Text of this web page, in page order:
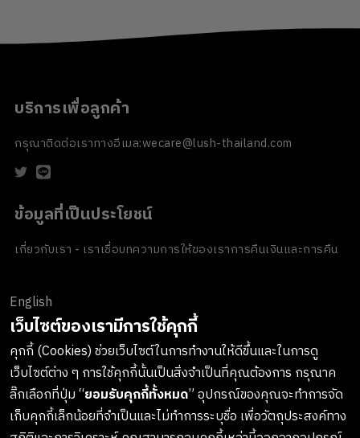
บริการเพื่อลูกค้า
กรุณาติดต่อเราทางอีเมล:wecare@lush-thailand.com
ข้อมูลที่เป็นประโยชน์
เกี่ยวกับเรา - เราเชื่อบทความการให้ของเราการคืนเงินและการคืน
ช่องทางการชำระเงิน
ลงทะเบียนรับข่าวสารจาก LUSH
เกาะติดทุกการอัพเดทสินค้าใหม่ๆ กิจกรรมต่างๆและอื่นๆอีกมากมาย
English
เว็บไซต์ของเรามีการใช้คุกกี้
คุกกี้ (Cookies) ช่วยเว็บไซต์ในการทำงานให้ดีขึ้นและในการดู
เว็บไซต์ต่าง ๆ การใช้คุกกี้นั้นเป็นสิ่งจำเป็นที่คุณต้องการ กรุณาค
ลิ๊กเลือกที่ปุ่ม “ยอมรับคุกกี้ทั้งหมด” อุปกรณ์ของคุณจะทำการจัด
เก็บคุกกี้เล็กน้อยที่จำเป็นและไม่ทำการระบุชื่อ เพื่อวัตถุประสงค์ทาง